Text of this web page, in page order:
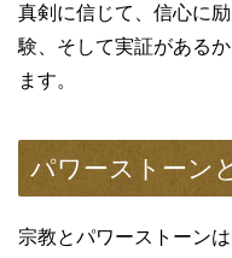
真剣に信じて、信心に
験、そして実証がある
ます。
パワーストーン
宗教とパワーストーン